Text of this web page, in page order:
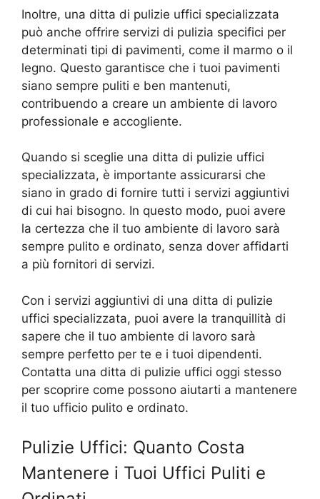
Inoltre, una ditta di pulizie uffici specializzata
può anche offrire servizi di pulizia specifici per
determinati tipi di pavimenti, come il marmo o il
legno. Questo garantisce che i tuoi pavimenti
siano sempre puliti e ben mantenuti,
contribuendo a creare un ambiente di lavoro
professionale e accogliente.
Quando si sceglie una ditta di pulizie uffici
specializzata, è importante assicurarsi che
siano in grado di fornire tutti i servizi aggiuntivi
di cui hai bisogno. In questo modo, puoi avere
la certezza che il tuo ambiente di lavoro sarà
sempre pulito e ordinato, senza dover affidarti
a più fornitori di servizi.
Con i servizi aggiuntivi di una ditta di pulizie
uffici specializzata, puoi avere la tranquillità di
sapere che il tuo ambiente di lavoro sarà
sempre perfetto per te e i tuoi dipendenti.
Contatta una ditta di pulizie uffici oggi stesso
per scoprire come possono aiutarti a mantenere
il tuo ufficio pulito e ordinato.
Pulizie Uffici: Quanto Costa
Mantenere i Tuoi Uffici Puliti e